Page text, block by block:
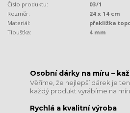
Číslo produktu:
03/1
Rozměr:
24 x 14 cm
Materiál:
překližka
Tloušťka:
4 mm
​​​​​​​Osobní dárky na míru –
Věříme, že nejlepší dárek je
každý produkt vyrábíme na
Rychlá a kvalitní výroba